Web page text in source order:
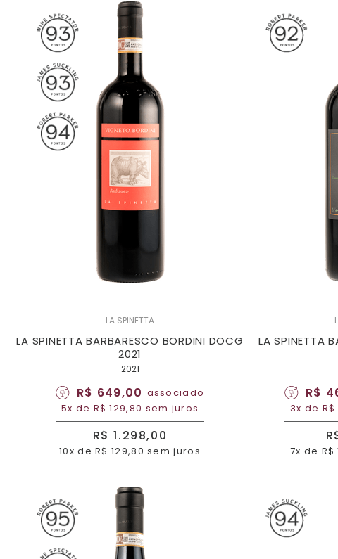
LA SPINETTA
LA SPINETTA BARBARESCO BORDINI DOCG
2021
2021
R$ 649,00 associado
5x de R$ 129,80 sem juros
R$ 1.298,00
10x de R$ 129,80 sem juros
LA SPINETTA
R$
3x de
7x de